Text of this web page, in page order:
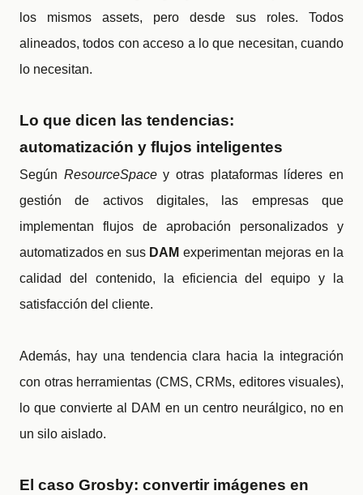
los mismos assets, pero desde sus roles. Todos
alineados, todos con acceso a lo que necesitan, cuando
lo necesitan.
Lo que dicen las tendencias:
automatización y flujos inteligentes
Según ResourceSpacey otras plataformas líderes en
gestión de activos digitales, las empresas que
implementan flujos de aprobación personalizados y
automatizados en sus DAM experimentan mejoras en la
calidad del contenido, la eficiencia del equipo y la
satisfacción del cliente.
Además, hay una tendencia clara hacia la integración
con otras herramientas (CMS, CRMs, editores visuales),
lo que convierte al DAM en un centro neurálgico, no en
un silo aislado.
El caso Grosby: convertir imágenes en